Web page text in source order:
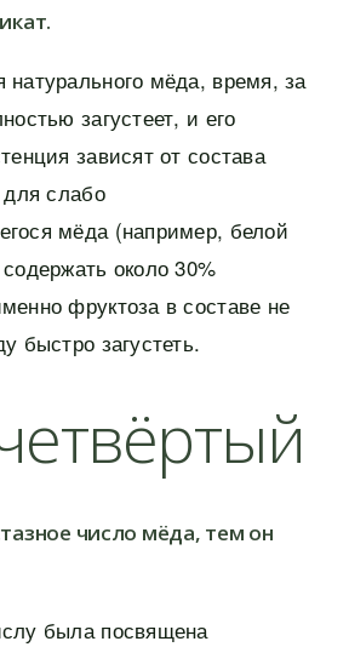
натурального мёда, время, за
загустеет, и его
зависят от состава
для слабо
мёда (например, белой
около 30%
фруктоза в составе не
быстро загустеть.
число мёда, тем он
была посвящена